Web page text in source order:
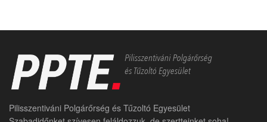
Pilisszentiváni Polgárőrség és Tűzoltó Egyesület